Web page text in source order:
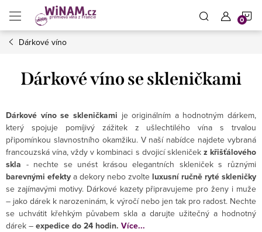
obsah
Dárkové víno
Dárkové víno se skleničkami
Dárkové víno se skleničkami je originálním a hodnotným dárkem,
který spojuje pomíjivý zážitek z ušlechtilého vína s trvalou
připomínkou slavnostního okamžiku. V naší nabídce najdete vybraná
francouzská vína, vždy v kombinaci s dvojicí skleniček z křišťálového
skla - nechte se unést krásou elegantních skleniček s různými
barevnými efekty a dekory nebo zvolte luxusní ručně ryté skleničky
se zajímavými motivy. Dárkové kazety připravujeme pro ženy i muže
– jako dárek k narozeninám, k výročí nebo jen tak pro radost. Nechte
se uchvátit křehkým půvabem skla a darujte užitečný a hodnotný
dárek – expedice do 24 hodin. Více...